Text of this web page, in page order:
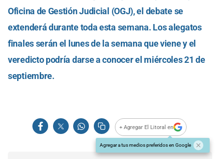
Oficina de Gestión Judicial (OGJ), el debate se
extenderá durante toda esta semana. Los alegatos
finales serán el lunes de la semana que viene y el
veredicto podría darse a conocer el miércoles 21 de
septiembre.
+ Agregar El Litoral en
Agregar a tus medios preferidos en Google